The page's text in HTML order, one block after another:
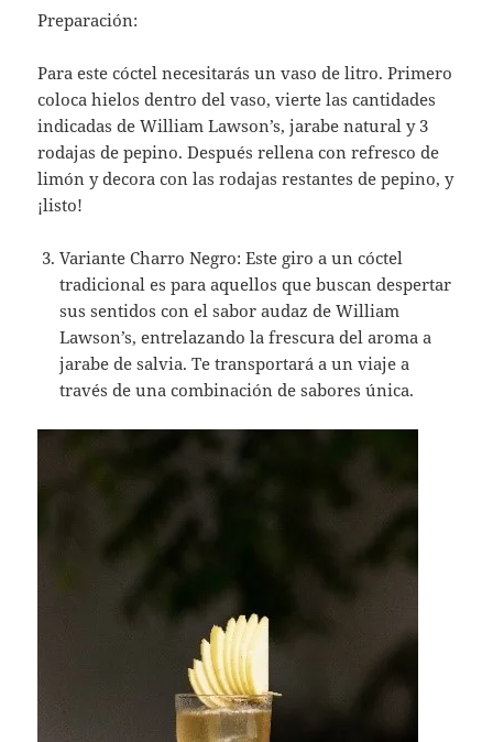
Preparación:
Para este cóctel necesitarás un vaso de litro. Primero
coloca hielos dentro del vaso, vierte las cantidades
indicadas de William Lawson’s, jarabe natural y 3
rodajas de pepino. Después rellena con refresco de
limón y decora con las rodajas restantes de pepino, y
¡listo!
Variante Charro Negro: Este giro a un cóctel
tradicional es para aquellos que buscan despertar
sus sentidos con el sabor audaz de William
Lawson’s, entrelazando la frescura del aroma a
jarabe de salvia. Te transportará a un viaje a
través de una combinación de sabores única.